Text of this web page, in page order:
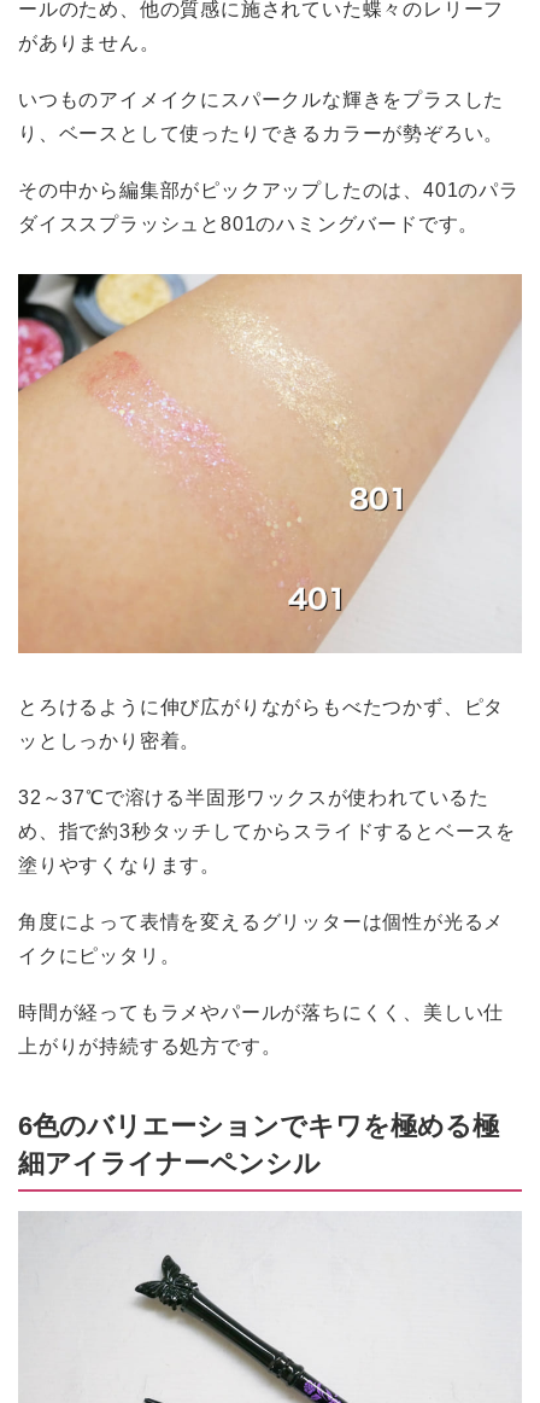
ールのため、他の質感に施されていた蝶々のレリーフ
がありません。
いつものアイメイクにスパークルな輝きをプラスした
り、ベースとして使ったりできるカラーが勢ぞろい。
その中から編集部がピックアップしたのは、401のパラ
ダイススプラッシュと801のハミングバードです。
とろけるように伸び広がりながらもべたつかず、ピタ
ッとしっかり密着。
32～37℃で溶ける半固形ワックスが使われているた
め、指で約3秒タッチしてからスライドするとベースを
塗りやすくなります。
角度によって表情を変えるグリッターは個性が光るメ
イクにピッタリ。
時間が経ってもラメやパールが落ちにくく、美しい仕
上がりが持続する処方です。
6色のバリエーションでキワを極める極
細アイライナーペンシル